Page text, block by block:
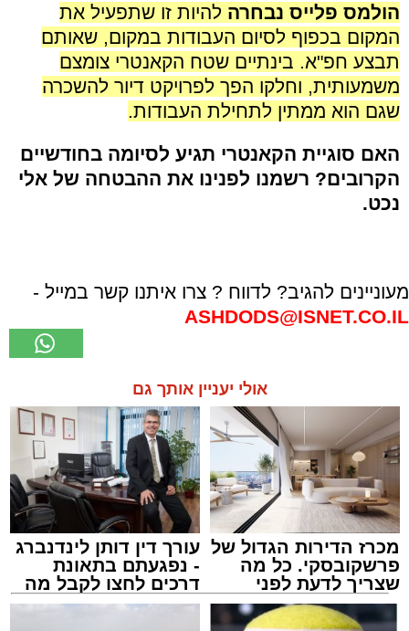
הולמס פלייס נבחרה להיות זו שתפעיל את
המקום בכפוף לסיום העבודות במקום, שאותם
תבצע חפ"א. בינתיים שטח הקאנטרי צומצם
משמעותית, וחלקו הפך לפרויקט דיור להשכרה
שגם הוא ממתין לתחילת העבודות.
האם סוגיית הקאנטרי תגיע לסיומה בחודשיים
הקרובים? רשמנו לפנינו את ההבטחה של אלי
נכט.
מעוניינים להגיב? לדווח ? צרו איתנו קשר במייל -
ASHDODS@ISNET.CO.IL
אולי יעניין אותך גם
מכרז הדירות הגדול של
פרשקובסקי. כל מה
שצריך לדעת לפני
שמגישים הצעה לדירה
באשדוד
עורך דין דותן לינדנברג
- נפגעתם בתאונת
דרכים לחצו לקבל מה
שמגיע לכם